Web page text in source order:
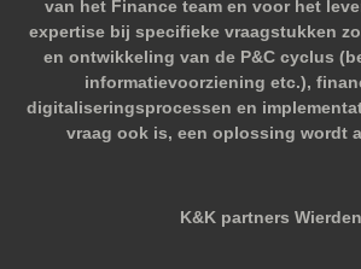
van het Finance team en voor het
expertise bij specifieke vraagstukken
en ontwikkeling van de P&C cyclus
informatievoorziening etc.),
digitaliseringsprocessen en
vraag ook is, een oplossing wordt
K&K partners Wierden